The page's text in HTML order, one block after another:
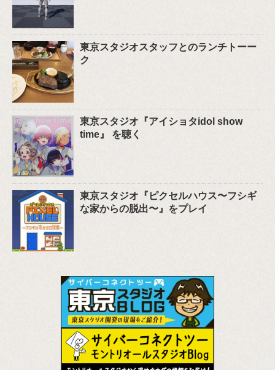
東京スタジオスタッフとのランチトーー
ク
東京スタジオ『アイショタidol show
time』 を聴く
東京スタジオ『ピクセルハウス〜フシギ
な家からの脱出〜』をプレイ